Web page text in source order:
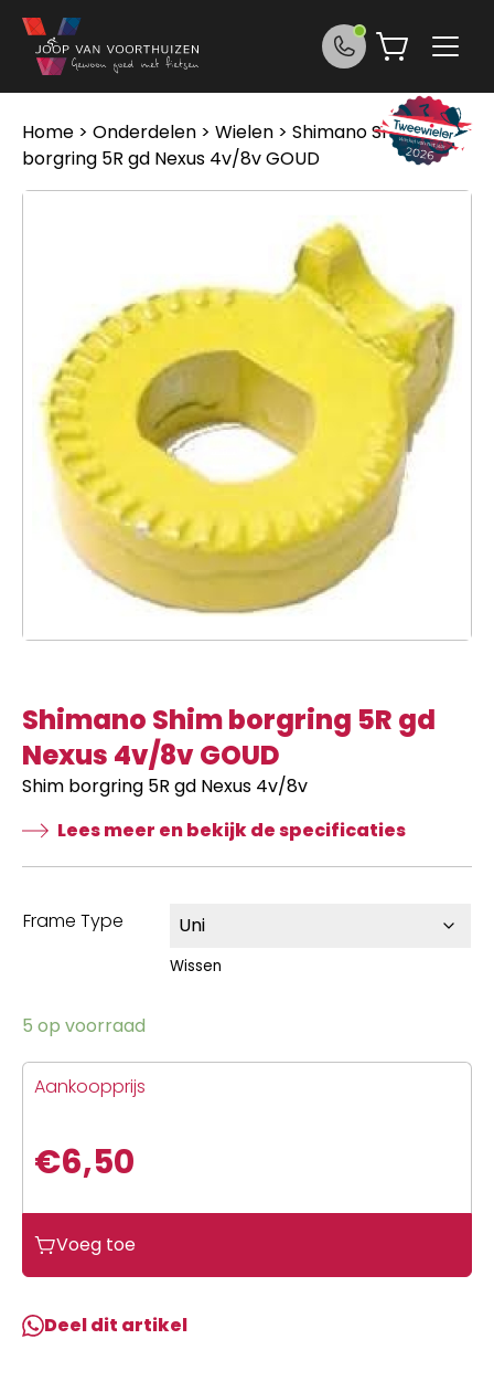
Ga naar de inhoud
Home > Onderdelen > Wielen > Shimano Shim
borgring 5R gd Nexus 4v/8v GOUD
Shimano Shim borgring 5R gd
Nexus 4v/8v GOUD
Shim borgring 5R gd Nexus 4v/8v
Lees meer en bekijk de specificaties
Frame Type
Wissen
5 op voorraad
Aankoopprijs
€6,50
Voeg toe
Deel dit artikel